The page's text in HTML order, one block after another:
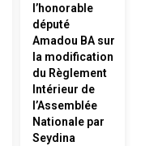
l’honorable
député
Amadou BA sur
la modification
du Règlement
Intérieur de
l’Assemblée
Nationale par
Seydina